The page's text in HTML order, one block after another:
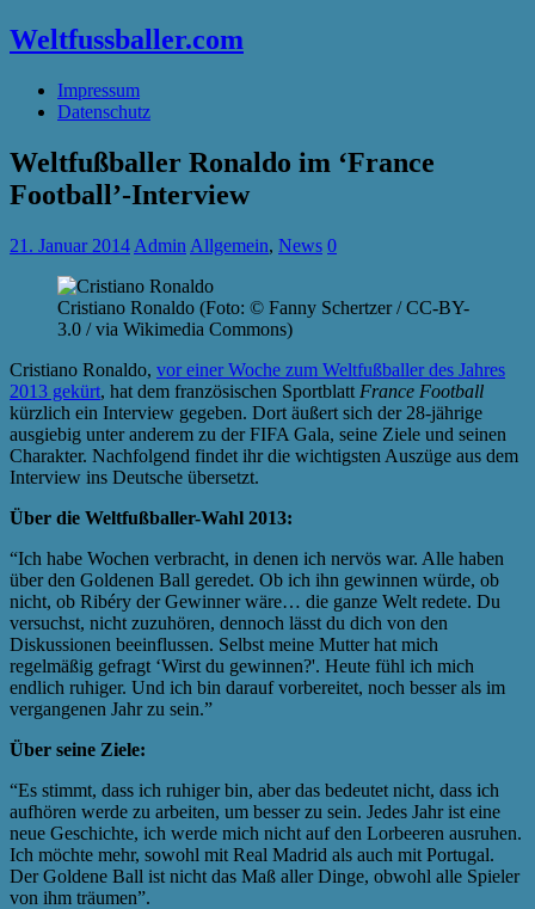
Weltfussballer.com
Impressum
Datenschutz
Weltfußballer Ronaldo im ‘France
Football’-Interview
21. Januar 2014 Admin Allgemein, News 0
Cristiano Ronaldo (Foto: © Fanny Schertzer / CC-BY-
3.0 / via Wikimedia Commons)
Cristiano Ronaldo, vor einer Woche zum Weltfußballer des Jahres
2013 gekürt, hat dem französischen Sportblatt France Football
kürzlich ein Interview gegeben. Dort äußert sich der 28-jährige
ausgiebig unter anderem zu der FIFA Gala, seine Ziele und seinen
Charakter. Nachfolgend findet ihr die wichtigsten Auszüge aus dem
Interview ins Deutsche übersetzt.
Über die Weltfußballer-Wahl 2013:
“Ich habe Wochen verbracht, in denen ich nervös war. Alle haben
über den Goldenen Ball geredet. Ob ich ihn gewinnen würde, ob
nicht, ob Ribéry der Gewinner wäre… die ganze Welt redete. Du
versuchst, nicht zuzuhören, dennoch lässt du dich von den
Diskussionen beeinflussen. Selbst meine Mutter hat mich
regelmäßig gefragt ‘Wirst du gewinnen?'. Heute fühl ich mich
endlich ruhiger. Und ich bin darauf vorbereitet, noch besser als im
vergangenen Jahr zu sein.”
Über seine Ziele:
“Es stimmt, dass ich ruhiger bin, aber das bedeutet nicht, dass ich
aufhören werde zu arbeiten, um besser zu sein. Jedes Jahr ist eine
neue Geschichte, ich werde mich nicht auf den Lorbeeren ausruhen.
Ich möchte mehr, sowohl mit Real Madrid als auch mit Portugal.
Der Goldene Ball ist nicht das Maß aller Dinge, obwohl alle Spieler
von ihm träumen”.